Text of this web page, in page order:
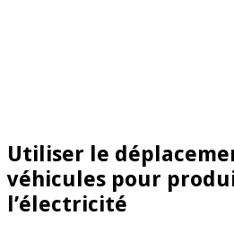
Utiliser le
véhicules pour
l’électricité